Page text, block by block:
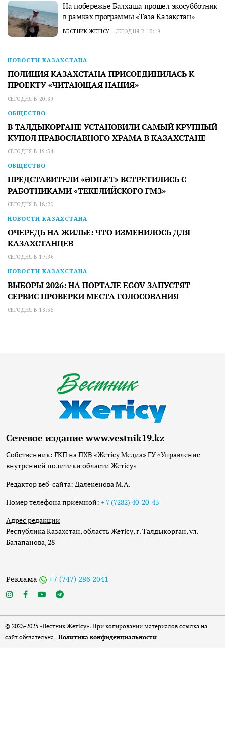
На побережье Балхаша прошел экосубботник
в рамках программы «Таза Қазақстан»
ВЕСТНИК ЖЕТІСУ СЕГОДНЯ В 15:19
НОВОСТИ КАЗАХСТАНА
ПОЛИЦИЯ КАЗАХСТАНА ПРИСОЕДИНИЛАСЬ К
ПРОЕКТУ «ЧИТАЮЩАЯ НАЦИЯ»
СЕГОДНЯ В 20:39
ОБЩЕСТВО
В ТАЛДЫКОРГАНЕ УСТАНОВИЛИ САМЫЙ КРУПНЫЙ
КУПОЛ ПРАВОСЛАВНОГО ХРАМА В КАЗАХСТАНЕ
СЕГОДНЯ В 19:54
ОБЩЕСТВО
ПРЕДСТАВИТЕЛИ «ӘDILET» ВСТРЕТИЛИСЬ С
РАБОТНИКАМИ «ТЕКЕЛИЙСКОГО ГМЗ»
СЕГОДНЯ В 18:20
НОВОСТИ КАЗАХСТАНА
ОЧЕРЕДЬ НА ЖИЛЬЕ: ЧТО ИЗМЕНИЛОСЬ ДЛЯ
КАЗАХСТАНЦЕВ
СЕГОДНЯ В 17:36
НОВОСТИ КАЗАХСТАНА
ВЫБОРЫ 2026: НА ПОРТАЛЕ EGOV ЗАПУСТЯТ
СЕРВИС ПРОВЕРКИ МЕСТА ГОЛОСОВАНИЯ
СЕГОДНЯ В 16:55
Сетевое издание www.vestnik19.kz
Собственник: ГКП на ПХВ «Жетісу Медиа» ГУ «Управление
внутренней политики области Жетісу»
Редактор веб-сайта: Далекенова М.А.
Номер телефона приёмной: + 7 (7282) 40-20-43
Адрес редакции
Республика Казахстан, область Жетісу, г. Талдыкорган, ул.
Балапанова, 28
Реклама +7 (747) 286 2041
© 2023-2025 «Вестник Жетісу». При копировании материалов ссылка на
сайт обязательна | Политика конфиденциальности